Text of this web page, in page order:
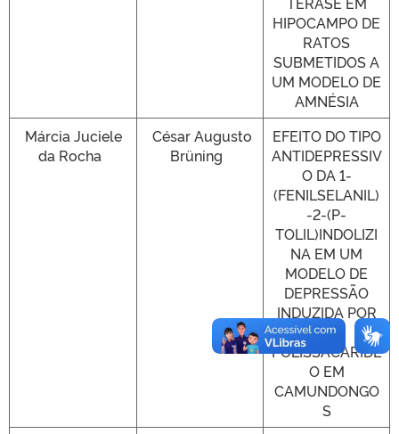
HIPOCAMPO DE
RATOS
SUBMETIDOS A
UM MODELO DE
AMNÉSIA
Márcia Juciele
da Rocha
César Augusto
Brüning
EFEITO DO TIPO
ANTIDEPRESSIV
O DA 1-
(FENILSELANIL)
-2-(P-
TOLIL)INDOLIZI
NA EM UM
MODELO DE
DEPRESSÃO
INDUZIDA POR
LIPO-
POLISSACARÍDE
O EM
CAMUNDONGO
S